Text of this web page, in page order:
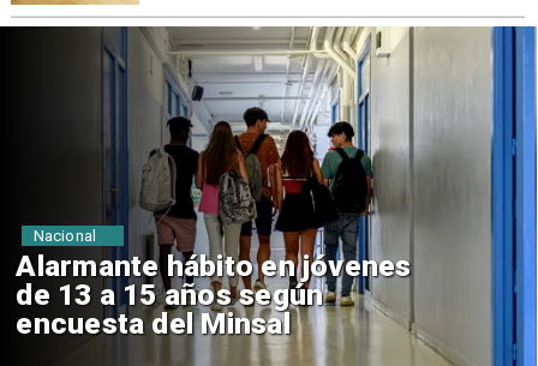
Aprueban creación del Parque
Sebastián Piñera con inversión
de $4 mil millones
Regiones